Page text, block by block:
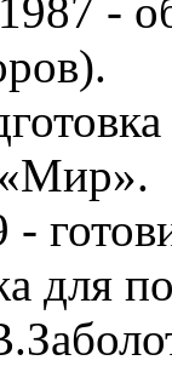
-
для